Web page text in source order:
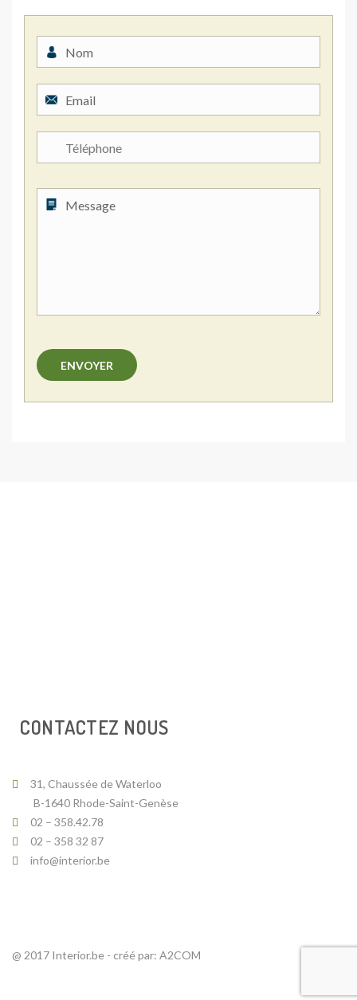
CONTACTEZ NOUS
31, Chaussée de Waterloo
B-1640 Rhode-Saint-Genèse
02 – 358.42.78
02 – 358 32 87
info@interior.be
@ 2017 Interior.be - créé par: A2COM